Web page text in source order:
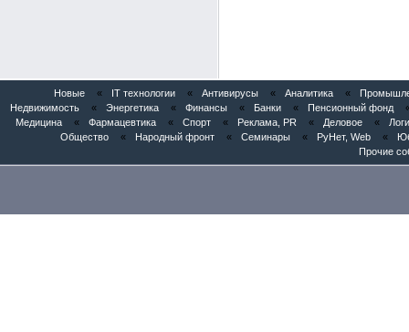
Новые « IT технологии « Антивирусы « Аналитика «
Недвижимость
« Энергетика « Финансы « Банки « Пенсионный фонд
Медицина
« Фармацевтика « Спорт « Реклама, PR « Деловое «
Общество
« Народный фронт « Семинары « РуНет, Web «
Прочие